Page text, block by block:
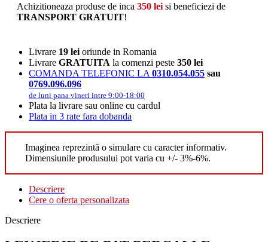
Achizitioneaza produse de inca 350 lei si beneficiezi de
TRANSPORT GRATUIT!
Livrare 19 lei oriunde in Romania
Livrare GRATUITA la comenzi peste 350 lei
COMANDA TELEFONIC LA 0310.054.055 sau
0769.096.096
de luni pana vineri intre 9:00-18:00
Plata la livrare sau online cu cardul
Plata in 3 rate fara dobanda
Imaginea reprezintă o simulare cu caracter informativ.
Dimensiunile produsului pot varia cu +/- 3%-6%.
Descriere
Cere o oferta personalizata
Descriere